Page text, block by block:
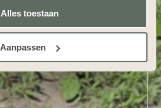
Alles toestaan
Aanpassen